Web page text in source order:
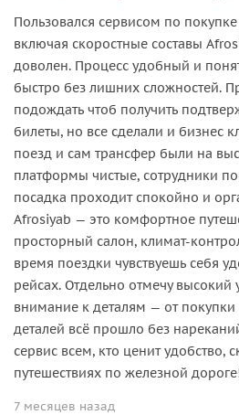
Пользовался сервисом по
включая скоростные составы
доволен. Процесс удобный и
быстро без лишних сложностей.
подождать чтоб получить
билеты, но все сделали и бизнес
поезд и сам трансфер были на
платформы чистые, сотрудники
посадка проходит спокойно и
Afrosiyab — это комфортное
просторный салон, климат-
время поездки чувствуешь себя
рейсах. Отдельно отмечу высокий
внимание к деталям — от
деталей всё прошло без
сервис всем, кто ценит удобство,
путешествиях по железной
7 месяцев назад